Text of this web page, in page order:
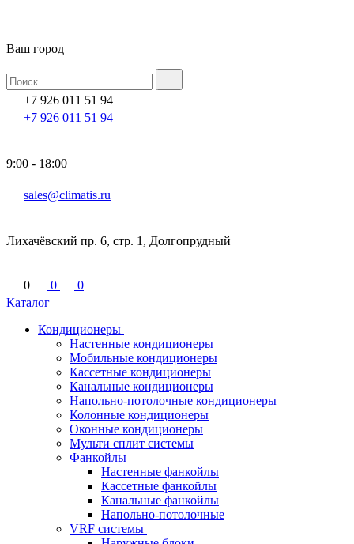
Ваш город
+7 926 011 51 94
+7 926 011 51 94
9:00 - 18:00
sales@climatis.ru
Лихачёвский пр. 6, стр. 1, Долгопрудный
0 0
0
Каталог
Кондиционеры
Настенные кондиционеры
Мобильные кондиционеры
Кассетные кондиционеры
Канальные кондиционеры
Напольно-потолочные кондиционеры
Колонные кондиционеры
Оконные кондиционеры
Мульти сплит системы
Фанкойлы
Настенные фанкойлы
Кассетные фанкойлы
Канальные фанкойлы
Напольно-потолочные
VRF системы